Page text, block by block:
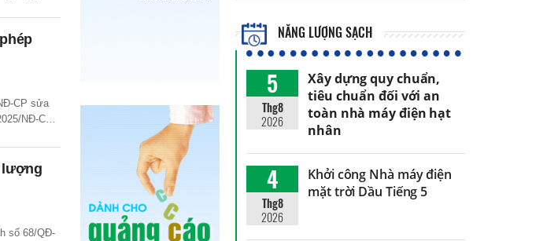
CP sửa
NĐ-CP
điều
khoáng
lượng
số 68/QĐ-
NĂNG LƯỢNG SẠCH
5
Thg8
2026
Xây dựng quy chuẩn,
tiêu chuẩn đối với an
toàn nhà máy điện hạt
nhân
4
Thg8
2026
Khởi công Nhà máy điện
mặt trời Dầu Tiếng 5